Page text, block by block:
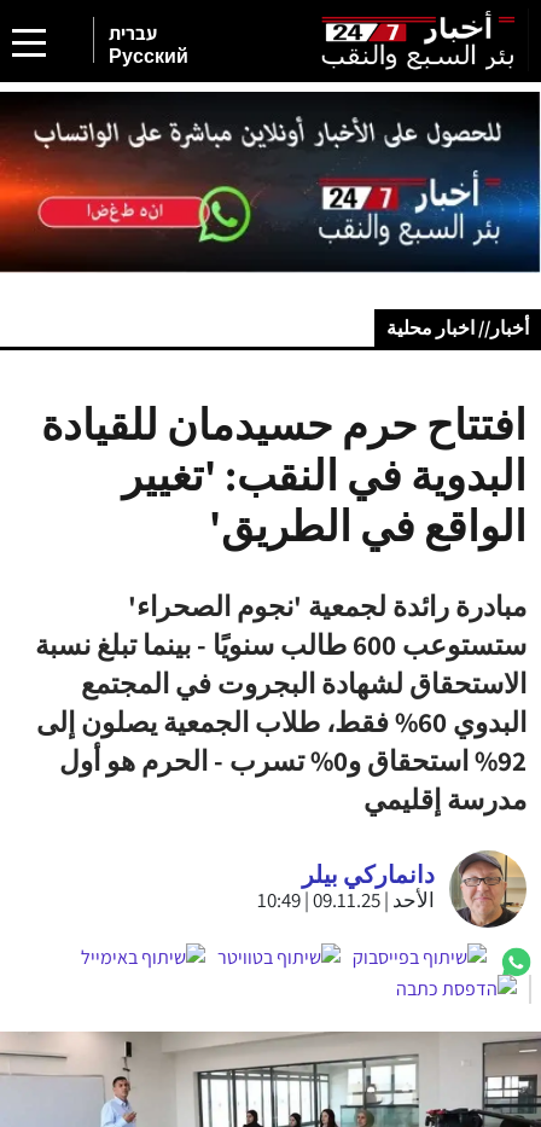
עברית
Русский
أخبار// اخبار محلية
افتتاح حرم حسيدمان للقيادة
البدوية في النقب: 'تغيير
الواقع في الطريق'
مبادرة رائدة لجمعية 'نجوم الصحراء'
ستستوعب 600 طالب سنويًا - بينما تبلغ نسبة
الاستحقاق لشهادة البجروت في المجتمع
البدوي 60% فقط، طلاب الجمعية يصلون إلى
92% استحقاق و0% تسرب - الحرم هو أول
مدرسة إقليمي
دانماركي بيلر
الأحد | 09.11.25 | 10:49